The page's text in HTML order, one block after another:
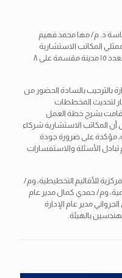
د. م/ مها محمد فهيم
المكاتب الاستشارية
المكلفة بتحديث المخططات الاستراتيجية لعدد ١٥ مدينة مقسمة على ٨
بالترحيب بالسادة الحضور من
لتحديث المخططات
قامت بشرح خطة العمل
أن المكاتب الاستشارية شركاء
مؤكدة على ضرورة جودة
تبادل الأسئلة والاستفسارات
للأقاليم التخطيطية، وم/
وم/ حمدي كمال مدير عام
مدير عام الإدارة
بالهيئة.